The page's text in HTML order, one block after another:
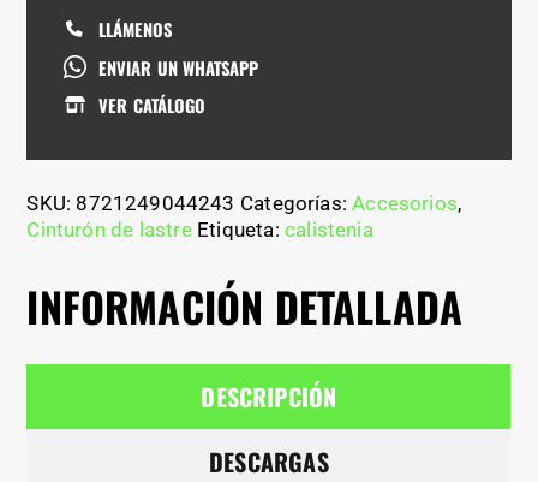
LLÁMENOS
ENVIAR UN WHATSAPP
VER CATÁLOGO
SKU: 8721249044243 Categorías:Accesorios,
Cinturón de lastre Etiqueta:calistenia
INFORMACIÓN DETALLADA
DESCRIPCIÓN
DESCARGAS